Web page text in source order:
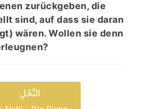
zurückgeben, die
sind, auf dass sie daran
wären. Wollen sie denn
النَّحْلِ